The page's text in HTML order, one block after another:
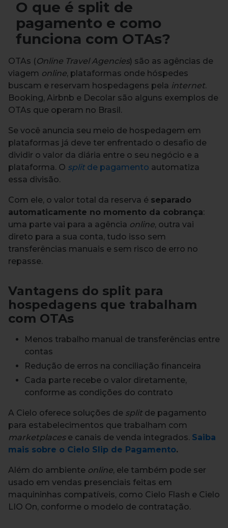
O que é split de
pagamento e como
funciona com OTAs?
OTAs (Online Travel Agencies) são as agências de
viagem online, plataformas onde hóspedes
buscam e reservam hospedagens pela internet.
Booking, Airbnb e Decolar são alguns exemplos de
OTAs que operam no Brasil.
Se você anuncia seu meio de hospedagem em
plataformas já deve ter enfrentado o desafio de
dividir o valor da diária entre o seu negócio e a
plataforma. O splitde pagamento automatiza
essa divisão.
Com ele, o valor total da reserva é separado
automaticamente no momento da cobrança:
uma parte vai para a agência online, outra vai
direto para a sua conta, tudo isso sem
transferências manuais e sem risco de erro no
repasse.
Vantagens do split para
hospedagens que trabalham
com OTAs
Menos trabalho manual de transferências entre
contas
Redução de erros na conciliação financeira
Cada parte recebe o valor diretamente,
conforme as condições do contrato
A Cielo oferece soluções de split de pagamento
para estabelecimentos que trabalham com
marketplacese canais de venda integrados. Saiba
mais sobre o Cielo Slip de Pagamento.
Além do ambiente online, ele também pode ser
usado em vendas presenciais feitas em
maquininhas compatíveis, como Cielo Flash e Cielo
LIO On, conforme o modelo de contratação.